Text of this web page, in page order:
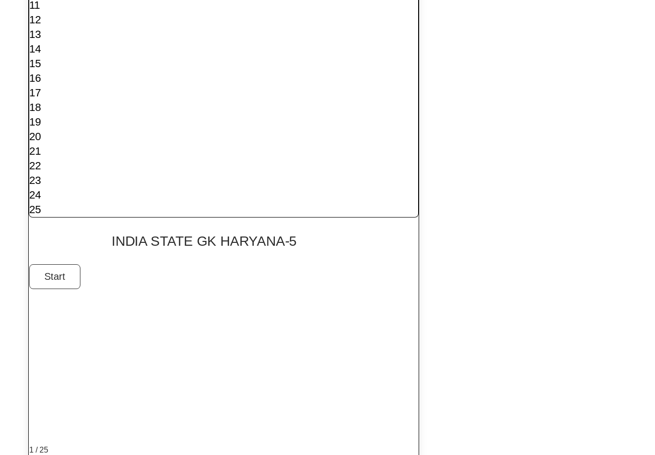
11
12
13
14
15
16
17
18
19
20
21
22
23
24
25
INDIA STATE GK HARYANA-5
1 / 25